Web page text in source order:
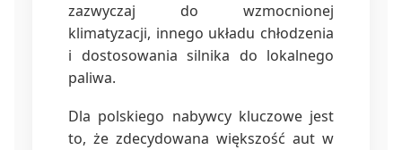
zazwyczaj do wzmocnionej
klimatyzacji, innego układu chłodzenia
i dostosowania silnika do lokalnego
paliwa.
Dla polskiego nabywcy kluczowe jest
to, że zdecydowana większość aut w